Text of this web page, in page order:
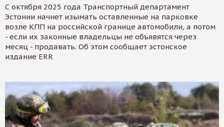
С октября 2025 года Транспортный департамент
Эстонии начнет изымать оставленные на парковке
возле КПП на российской границе автомобили, а потом
- если их законные владельцы не объявятся через
месяц - продавать. Об этом сообщает эстонское
издание ERR